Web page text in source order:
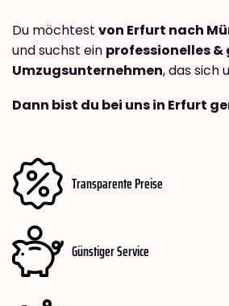
Du möchtest von Erfurt nach
und suchst ein professionelles
Umzugsunternehmen, das sich
Dann bist du bei uns in Erfurt
Transparente Preise
Günstiger Service